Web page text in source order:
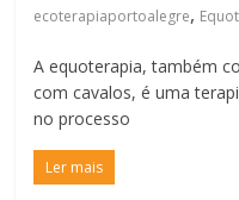
ecoterapiaportoalegre,
A equoterapia, também
com cavalos, é uma
no processo
Ler mais